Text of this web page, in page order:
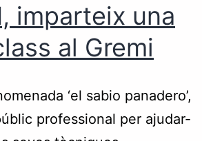
imparteix una
al Gremi
‘el sabio panadero’,
professional per ajudar-